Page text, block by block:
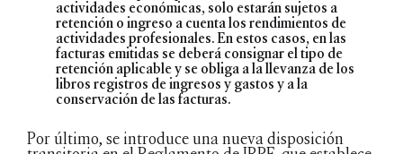
actividades económicas, solo estarán sujetos a
retención o ingreso a cuenta los rendimientos de
actividades profesionales. En estos casos, en las
facturas emitidas se deberá consignar el tipo de
retención aplicable y se obliga a la llevanza de los
libros registros de ingresos y gastos y a la
conservación de las facturas.
Por último, se introduce una nueva disposición